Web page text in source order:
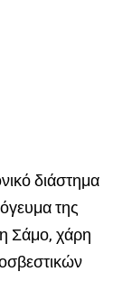
διάστημα
της
Σάμο, χάρη